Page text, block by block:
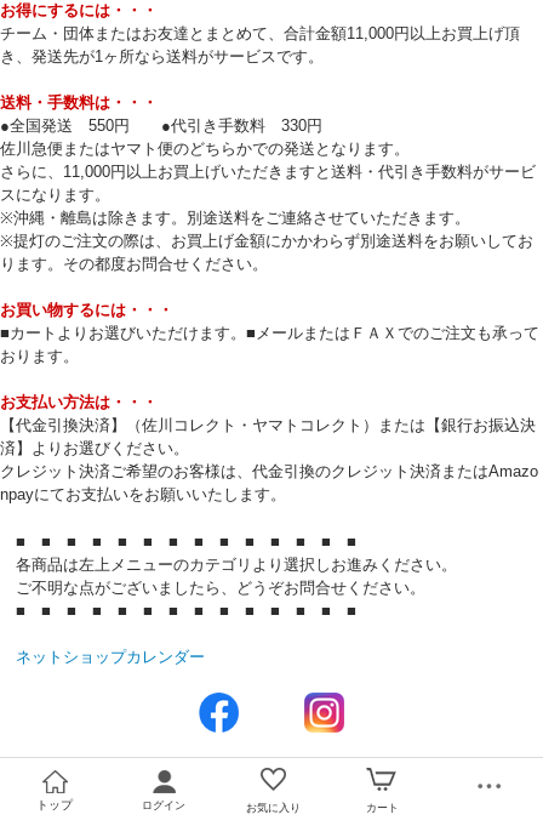
お得にするには・・・
チーム・団体またはお友達とまとめて、合計金額11,000円以上お買上げ頂
き、発送先が1ヶ所なら送料がサービスです。
送料・手数料は・・・
●全国発送 550円 ●代引き手数料 330円
佐川急便またはヤマト便のどちらかでの発送となります。
さらに、11,000円以上お買上げいただきますと送料・代引き手数料がサービ
スになります。
※沖縄・離島は除きます。別途送料をご連絡させていただきます。
※提灯のご注文の際は、お買上げ金額にかかわらず別途送料をお願いしてお
ります。その都度お問合せください。
お買い物するには・・・
■カートよりお選びいただけます。■メールまたはＦＡＸでのご注文も承って
おります。
お支払い方法は・・・
【代金引換決済】（佐川コレクト・ヤマトコレクト）または【銀行お振込決
済】よりお選びください。
クレジット決済ご希望のお客様は、代金引換のクレジット決済またはAmazo
npayにてお支払いをお願いいたします。
■ ■ ■ ■ ■ ■ ■ ■ ■ ■ ■ ■ ■ ■
各商品は左上メニューのカテゴリより選択しお進みください。
ご不明な点がございましたら、どうぞお問合せください。
■ ■ ■ ■ ■ ■ ■ ■ ■ ■ ■ ■ ■ ■
ネットショップカレンダー
トップ ログイン お気に入り カート